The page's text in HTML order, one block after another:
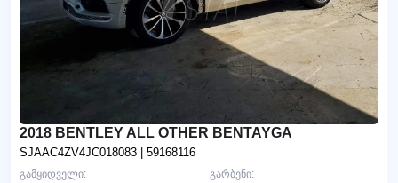
2018 BENTLEY ALL OTHER BENTAYGA
SJAAC4ZV4JC018083 | 59168116
გარბენი:
გამყიდველი: